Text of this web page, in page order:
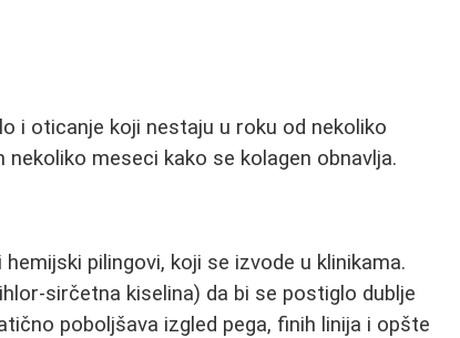
i oticanje koji nestaju u roku od nekoliko
meseci kako se kolagen obnavlja.
pilingovi, koji se izvode u klinikama.
sirčetna kiselina) da bi se postiglo dublje
poboljšava izgled pega, finih linija i opšte